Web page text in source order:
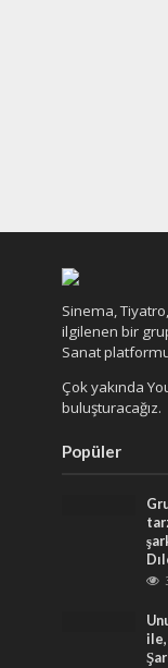
Sinema,
ilgilenen bir
Sanat
Çok yakında
buluşturacağız.
Popüler
ile,